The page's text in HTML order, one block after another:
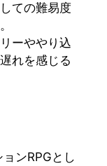
ての難易度
ーややり込
れを感じる
ンRPGとし